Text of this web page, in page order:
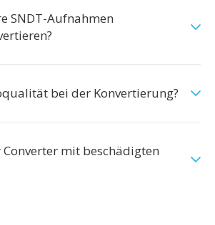
SNDT-Aufnahmen
bei der Konvertierung?
mit beschädigten